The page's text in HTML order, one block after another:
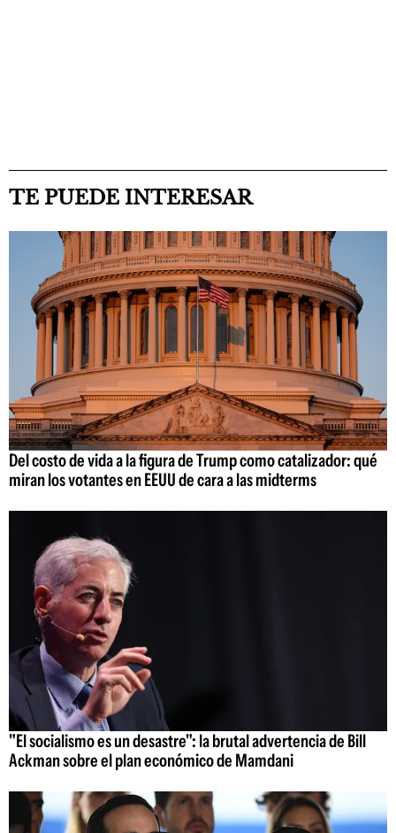
TE PUEDE INTERESAR
Del costo de vida a la figura de Trump como catalizador: qué
miran los votantes en EEUU de cara a las midterms
"El socialismo es un desastre": la brutal advertencia de Bill
Ackman sobre el plan económico de Mamdani